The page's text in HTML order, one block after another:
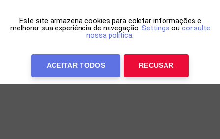
Este site armazena cookies para coletar informações e
melhorar sua experiência de navegação. Settings ou consulte
nossa política.
ACEITAR TODOS RECUSAR